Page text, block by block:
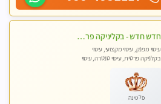
חדש חדש - בקליניקה פרטית בחיפה עיסוי לחידוש אנרגיות עיסוי חלומי מומלץ מאוד !
עיסוי מפנק, עיסוי מקצועי, עיסוי
בקלניקה פרטית, עיסוי טנטרה, עיסוי
פלטינה